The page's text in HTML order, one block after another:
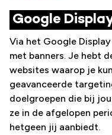
Google
Via het Google
met banners. Je hebt
websites waarop je
geavanceerde
doelgroepen die bij
ze in de afgelopen
hetgeen jij aanbiedt.